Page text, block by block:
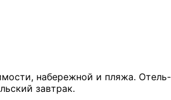
набережной и пляжа.
завтрак.